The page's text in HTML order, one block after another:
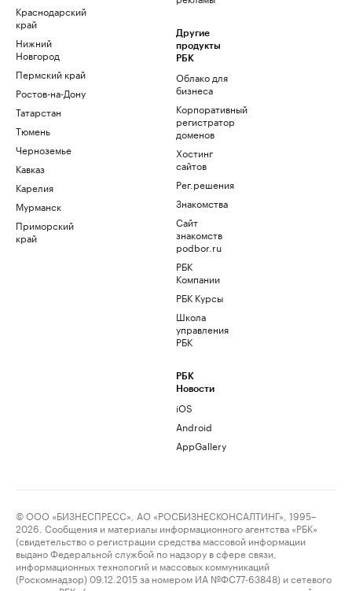
Краснодарский
край
Нижний
Новгород
Пермский край
Ростов-на-Дону
Татарстан
Тюмень
Черноземье
Кавказ
Карелия
Мурманск
Приморский
край
Другие
продукты
РБК
Облако для
бизнеса
Корпоративный
регистратор
доменов
Хостинг
сайтов
Рег.решения
Знакомства
Сайт
знакомств
podbor.ru
РБК
Компании
РБК Курсы
Школа
управления
РБК
РБК
Новости
iOS
Android
AppGallery
© ООО «БИЗНЕСПРЕСС», АО «РОСБИЗНЕСКОНСАЛТИНГ», 1995–
2026. Сообщения и материалы информационного агентства «РБК»
(свидетельство о регистрации средства массовой информации
выдано Федеральной службой по надзору в сфере связи,
информационных технологий и массовых коммуникаций
(Роскомнадзор) 09.12.2015 за номером ИА №ФС77-63848) и сетевого